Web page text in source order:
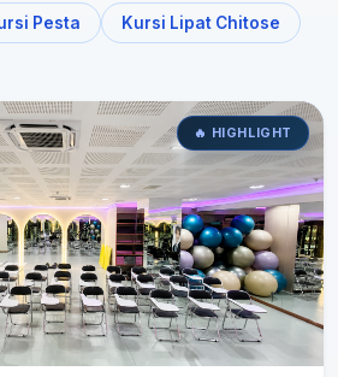
Pesta Kursi Lipat Chitose
🔥 HIGHLIGHT